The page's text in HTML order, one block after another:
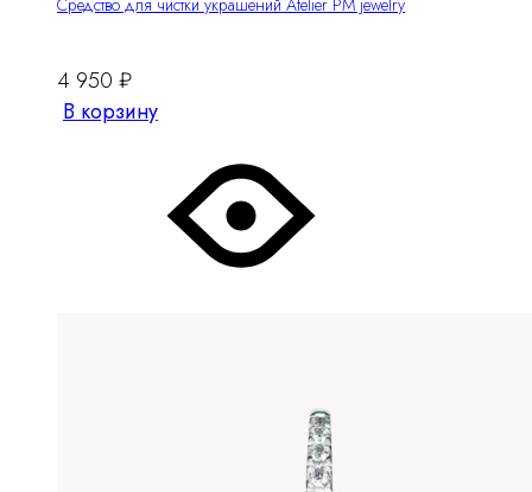
4 950 ₽
В корзину